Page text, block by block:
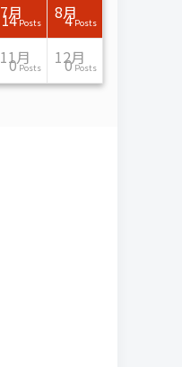
7月
14 Posts
8月
4 Posts
11月
0 Posts
12月
0 Posts